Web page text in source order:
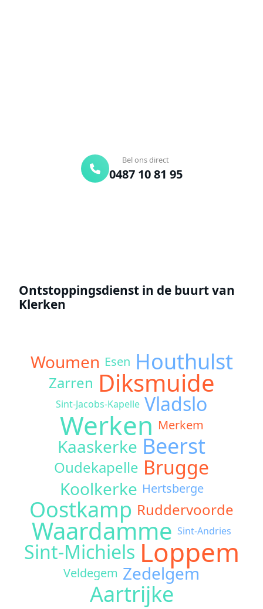
Bel ons direct
0487 10 81 95
Ontstoppingsdienst in de buurt van
Klerken
Woumen Esen Houthulst
Zarren Diksmuide
Sint-Jacobs-Kapelle Vladslo
Werken Merkem
Kaaskerke Beerst
Oudekapelle Brugge
Koolkerke Hertsberge
Oostkamp Ruddervoorde
Waardamme Sint-Andries
Sint-MichielsLoppem
Veldegem Zedelgem
Aartrijke